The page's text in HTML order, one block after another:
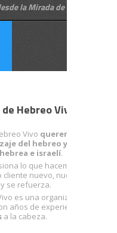
la Mirada de Mujer
Hebreo Vivo
Vivo queremos
del hebreo y acercarte a
e israelí.
lo que hacemos. Con
cliente nuevo, nuestra ilusión
se refuerza.
es una organización sólida
años de experiencia… con
a la cabeza.